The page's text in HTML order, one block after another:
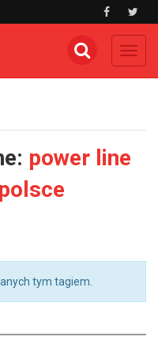
power line
tym tagiem.